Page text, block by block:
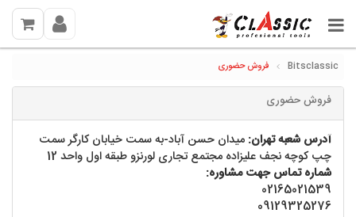
Bitsclassic فروش حضوری
فروش حضوری
آدرس شعبه تهران: میدان حسن آباد-به سمت خیابان کارگر سمت
چپ کوچه نجف علیزاده مجتمع تجاری لورنزو طبقه اول واحد 12
شماره تماس جهت مشاوره:
02165021539
09129325276